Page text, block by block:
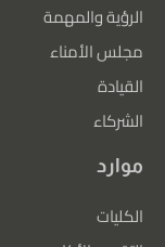
الرؤية والمهمة
مجلس الأمناء
القيادة
الشركاء
موارد
الكليات